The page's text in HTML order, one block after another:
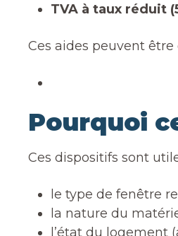
TVA à taux réduit
Ces aides peuvent
Pourquoi
Ces dispositifs sont
le type de fenêtre
la nature du
l’état du logement